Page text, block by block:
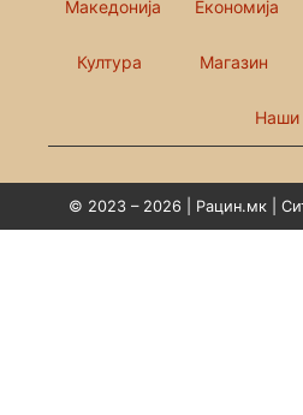
Македонија Економија
Култура Магазин
Наши
© 2023 – 2026 | Рацин.мк |